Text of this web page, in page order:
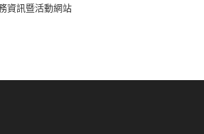
資訊暨活動網站